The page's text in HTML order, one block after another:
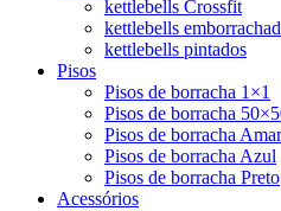
kettlebells Crossfit
kettlebells
kettlebells pintados
Pisos
Pisos de borracha 1×1
Pisos de borracha
Pisos de borracha
Pisos de borracha Azul
Pisos de borracha Preto
Acessórios